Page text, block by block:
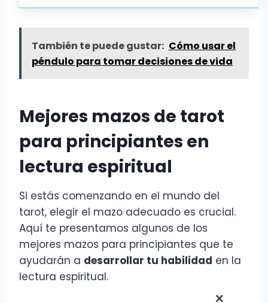
También te puede gustar: Cómo usar el
péndulo para tomar decisiones de vida
Mejores mazos de tarot
para principiantes en
lectura espiritual
Si estás comenzando en el mundo del
tarot, elegir el mazo adecuado es crucial.
Aquí te presentamos algunos de los
mejores mazos para principiantes que te
ayudarán a desarrollar tu habilidad en la
lectura espiritual.